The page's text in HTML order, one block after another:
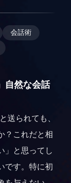
会話術
自然な会話
送られても、
？これだと相
」と思ってし
です。特に初